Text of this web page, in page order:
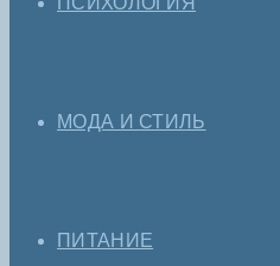
МОДА И СТИЛЬ
ПИТАНИЕ